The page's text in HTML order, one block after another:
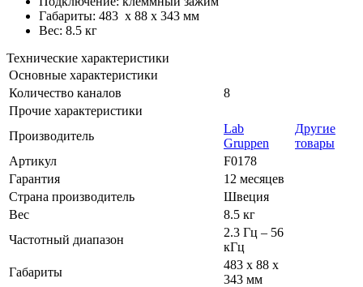
Габариты: 483 х 88 х 343 мм
Вес: 8.5 кг
Технические характеристики
Основные характеристики
Количество каналов
8
Прочие характеристики
Производитель
Lab
Gruppen
Другие
товары
Артикул
F0178
Гарантия
12 месяцев
Страна производитель
Швеция
Вес
8.5 кг
Частотный диапазон
2.3 Гц – 56
кГц
Габариты
483 х 88 х
343 мм